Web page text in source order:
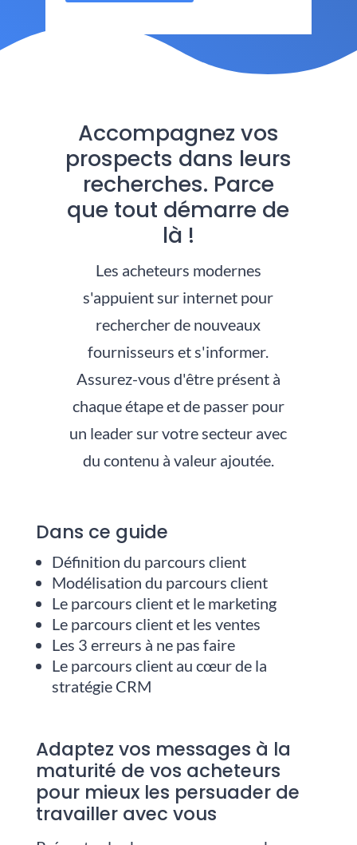
Accompagnez vos
prospects dans leurs
recherches. Parce
que tout démarre de
là !
Les acheteurs modernes
s'appuient sur internet pour
rechercher de nouveaux
fournisseurs et s'informer.
Assurez-vous d'être présent à
chaque étape et de passer pour
un leader sur votre secteur avec
du contenu à valeur ajoutée.
Dans ce guide
Définition du parcours client
Modélisation du parcours client
Le parcours client et le marketing
Le parcours client et les ventes
Les 3 erreurs à ne pas faire
Le parcours client au cœur de la
stratégie CRM
Adaptez vos messages à la
maturité de vos acheteurs
pour mieux les persuader de
travailler avec vous